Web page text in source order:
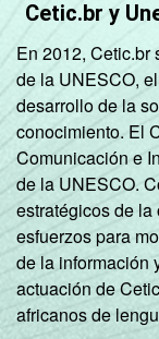
Cetic.br y
En 2012, Cetic.br
de la UNESCO,
desarrollo de la
conocimiento. El
Comunicación e
de la UNESCO.
estratégicos de
esfuerzos para
de la información
actuación de
africanos de